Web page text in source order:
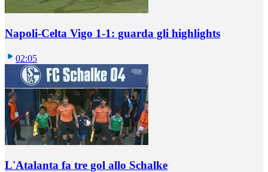
Napoli-Celta Vigo 1-1: guarda gli highlights
02:05
L'Atalanta fa tre gol allo Schalke